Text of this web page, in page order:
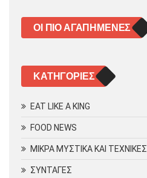
ΟΙ ΠΙΟ ΑΓΑΠΗΜΈΝΕΣ
KΑΤΗΓΟΡΊΕΣ
EAT LIKE A KING
FOOD NEWS
ΜΙΚΡΑ ΜΥΣΤΙΚΑ ΚΑΙ ΤΕΧΝΙΚΕΣ
ΣΥΝΤΑΓΕΣ